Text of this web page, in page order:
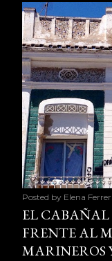
Posted by Elena
EL CABAÑAL
FRENTE AL
MARINEROS